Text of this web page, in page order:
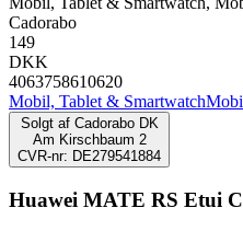
Cadorabo
149
DKK
4063758610620
Mobil, Tablet & Smartwatch
Solgt af Cadorabo DK
Am Kirschbaum 2
CVR-nr: DE279541884
Huawei MATE RS Etui